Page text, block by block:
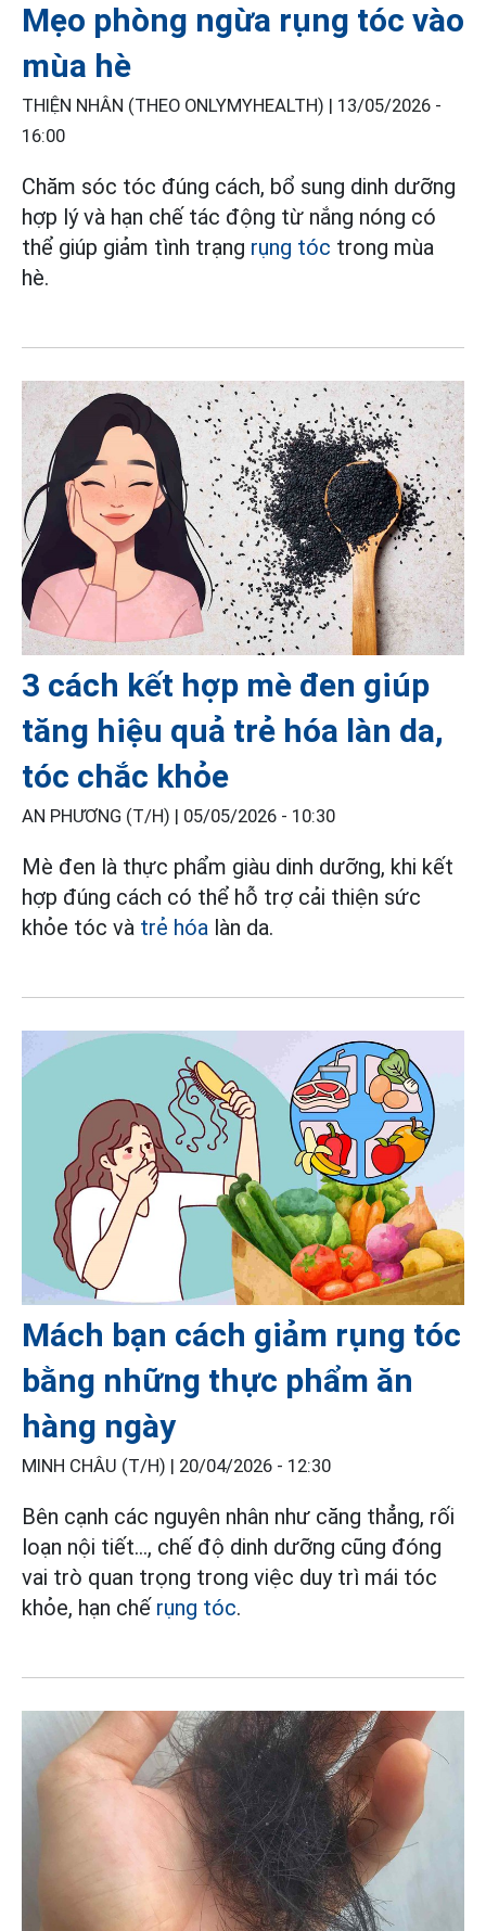
Mẹo phòng ngừa rụng tóc vào
mùa hè
THIỆN NHÂN (THEO ONLYMYHEALTH) | 13/05/2026 -
16:00
Chăm sóc tóc đúng cách, bổ sung dinh dưỡng
hợp lý và hạn chế tác động từ nắng nóng có
thể giúp giảm tình trạng rụng tóc trong mùa
hè.
3 cách kết hợp mè đen giúp
tăng hiệu quả trẻ hóa làn da,
tóc chắc khỏe
AN PHƯƠNG (T/H) | 05/05/2026 - 10:30
Mè đen là thực phẩm giàu dinh dưỡng, khi kết
hợp đúng cách có thể hỗ trợ cải thiện sức
khỏe tóc và trẻ hóa làn da.
Mách bạn cách giảm rụng tóc
bằng những thực phẩm ăn
hàng ngày
MINH CHÂU (T/H) | 20/04/2026 - 12:30
Bên cạnh các nguyên nhân như căng thẳng, rối
loạn nội tiết…, chế độ dinh dưỡng cũng đóng
vai trò quan trọng trong việc duy trì mái tóc
khỏe, hạn chế rụng tóc.